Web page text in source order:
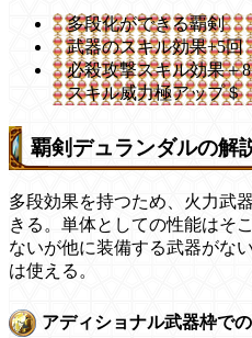
多段化ができる覇剣
武器のスキル効果+5回
必殺攻撃スキル効果＋
スキル威力極アップ＄
覇剣デュランダルの解
多段効果を持つため、火力武
きる。単体としての性能はそ
ないが他に装備する武器がな
は使える。
アディショナル武器枠で